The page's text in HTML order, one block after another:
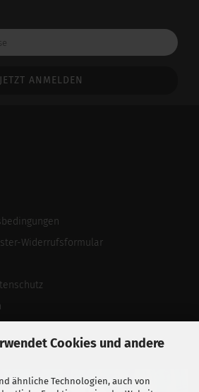
Cookies und andere
ähnliche Technologien, auch von
Widerrufsformular